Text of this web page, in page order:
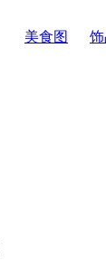
美食图